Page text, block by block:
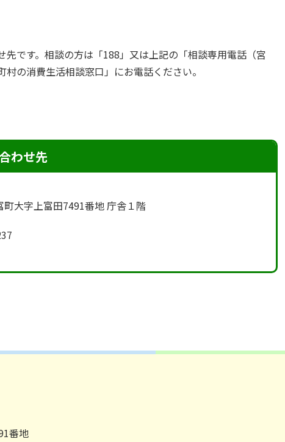
です。相談の方は「188」又は上記の「相談専用電話（宮
の消費生活相談窓口」にお電話ください。
わせ先
大字上富田7491番地 庁舎１階
番地